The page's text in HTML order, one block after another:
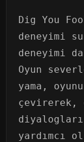
Dig You
deneyimi
deneyimi
Oyun
yama,
çevirerek,
diyalogları
yardımcı